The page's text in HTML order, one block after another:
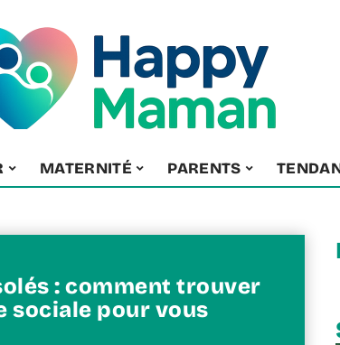
MATERNITÉ PARENTS
: comment trouver
sociale pour vous